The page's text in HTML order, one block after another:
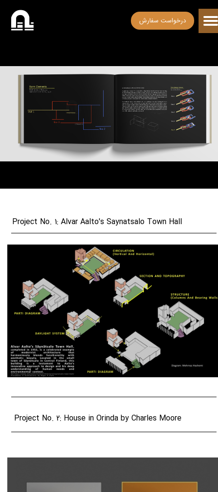
درخواست سفارش
Project No. 1: Alvar Aalto's Saynatsalo Town Hall
Project No. 2: House in Orinda by Charles Moore